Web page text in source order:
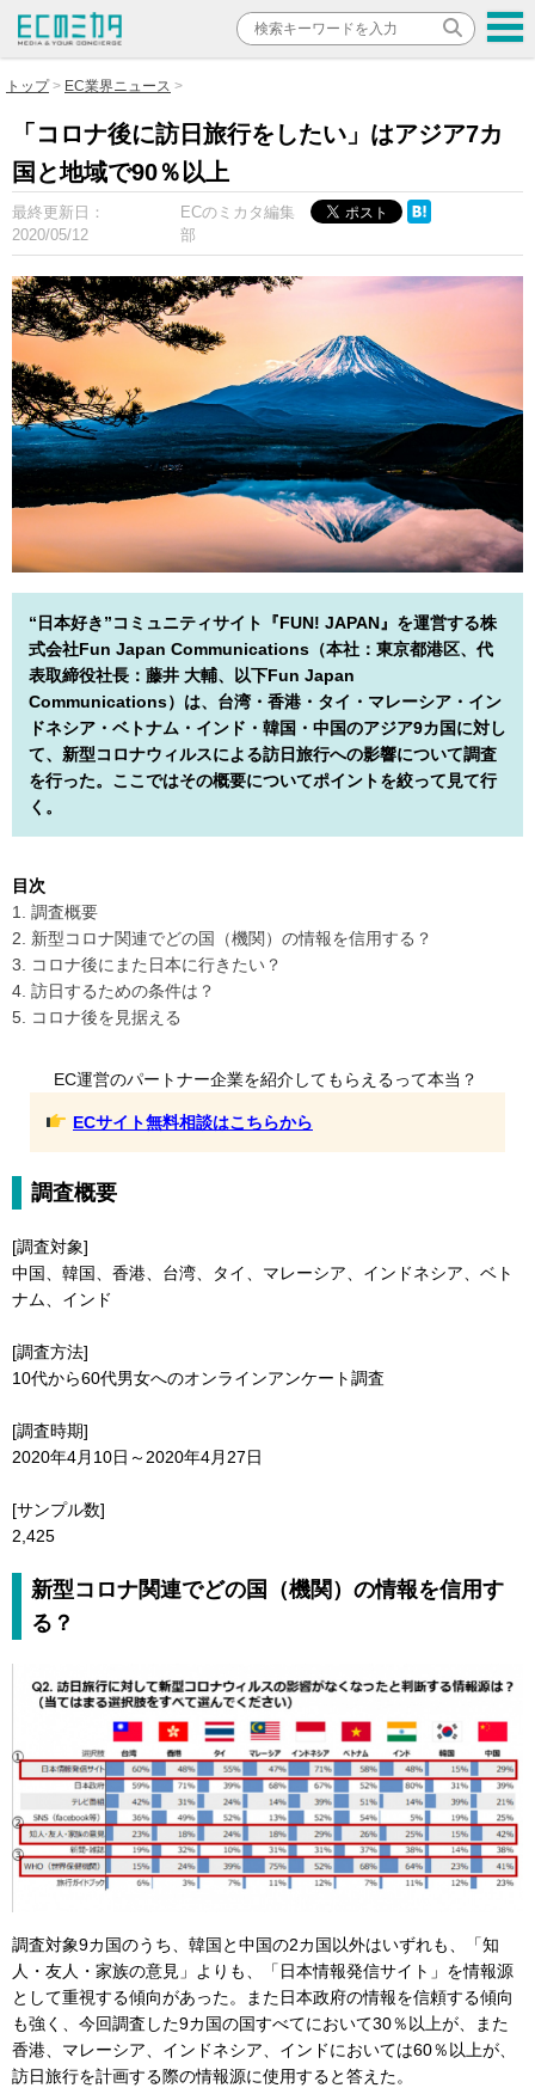
トップ EC業界ニュース
「コロナ後に訪日旅行をしたい」はアジア7カ
国と地域で90％以上
最終更新日：
2020/05/12
ECのミカタ編集
部
“日本好き”コミュニティサイト『FUN! JAPAN』を運営する株
式会社Fun Japan Communications（本社：東京都港区、代
表取締役社長：藤井 大輔、以下Fun Japan
Communications）は、台湾・香港・タイ・マレーシア・イン
ドネシア・ベトナム・インド・韓国・中国のアジア9カ国に対し
て、新型コロナウィルスによる訪日旅行への影響について調査
を行った。ここではその概要についてポイントを絞って見て行
く。
目次
1. 調査概要
2. 新型コロナ関連でどの国（機関）の情報を信用する？
3. コロナ後にまた日本に行きたい？
4. 訪日するための条件は？
5. コロナ後を見据える
EC運営のパートナー企業を紹介してもらえるって本当？
ECサイト無料相談はこちらから
調査概要
[調査対象]
中国、韓国、香港、台湾、タイ、マレーシア、インドネシア、ベト
ナム、インド
[調査方法]
10代から60代男女へのオンラインアンケート調査
[調査時期]
2020年4月10日～2020年4月27日
[サンプル数]
2,425
新型コロナ関連でどの国（機関）の情報を信用す
る？
調査対象9カ国のうち、韓国と中国の2カ国以外はいずれも、「知
人・友人・家族の意見」よりも、「日本情報発信サイト」を情報源
として重視する傾向があった。また日本政府の情報を信頼する傾向
も強く、今回調査した9カ国の国すべてにおいて30％以上が、また
香港、マレーシア、インドネシア、インドにおいては60％以上が、
訪日旅行を計画する際の情報源に使用すると答えた。